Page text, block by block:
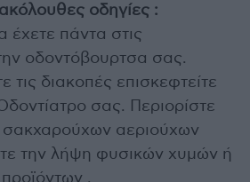
οδηγίες :
έχετε πάντα στις
οδοντόβουρτσα σας.
τις διακοπές επισκεφτείτε
σας. Περιορίστε
αεριούχων
την λήψη φυσικών χυμών ή
.